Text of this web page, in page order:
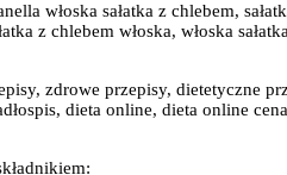
włoska sałatka z chlebem,
z chlebem włoska, włoska
zdrowe przepisy, dietetyczne
dieta online, dieta online cena